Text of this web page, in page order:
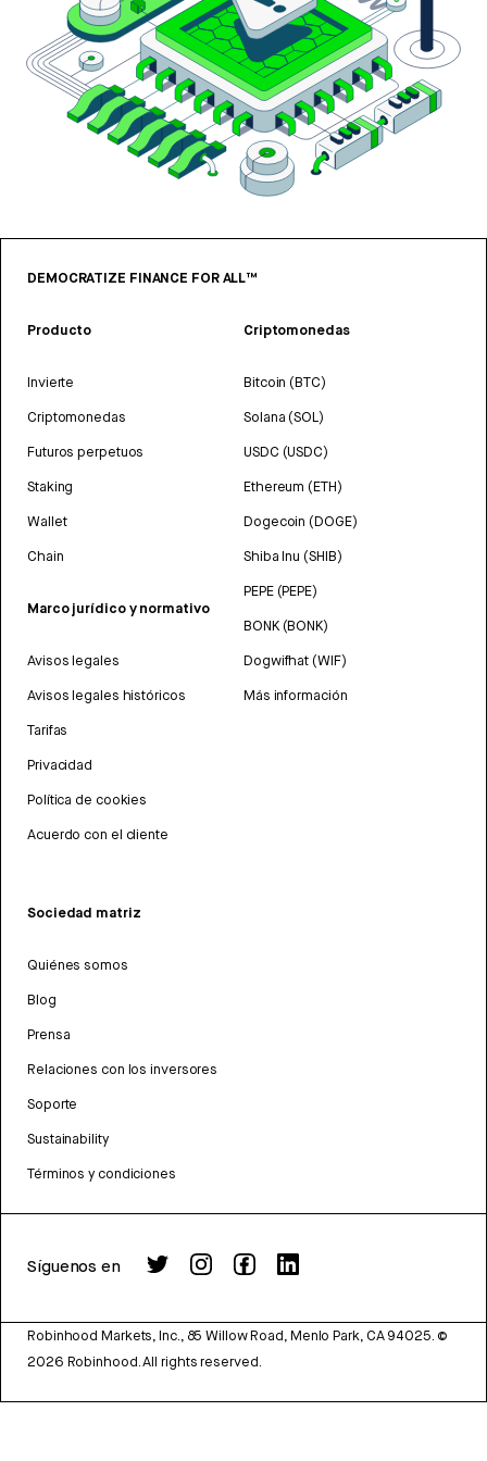
DEMOCRATIZE FINANCE FOR ALL™
Producto
Invierte
Criptomonedas
Futuros perpetuos
Staking
Wallet
Chain
Marco jurídico y normativo
Avisos legales
Avisos legales históricos
Tarifas
Privacidad
Política de cookies
Acuerdo con el cliente
Criptomonedas
Bitcoin (BTC)
Solana (SOL)
USDC (USDC)
Ethereum (ETH)
Dogecoin (DOGE)
Shiba Inu (SHIB)
PEPE (PEPE)
BONK (BONK)
Dogwifhat (WIF)
Más información
Sociedad matriz
Quiénes somos
Blog
Prensa
Relaciones con los inversores
Soporte
Sustainability
Términos y condiciones
Síguenos en
Robinhood Markets, Inc., 85 Willow Road, Menlo Park, CA 94025. ©
2026 Robinhood. All rights reserved.